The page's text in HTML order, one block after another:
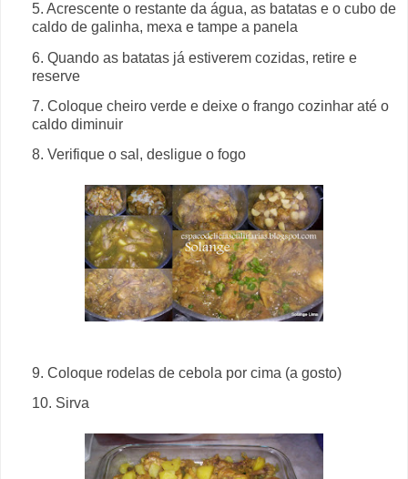
5. Acrescente o restante da água, as batatas e o cubo de
caldo de galinha, mexa e tampe a panela
6. Quando as batatas já estiverem cozidas, retire e
reserve
7. Coloque cheiro verde e deixe o frango cozinhar até o
caldo diminuir
8. Verifique o sal, desligue o fogo
9. Coloque rodelas de cebola por cima (a gosto)
10. Sirva